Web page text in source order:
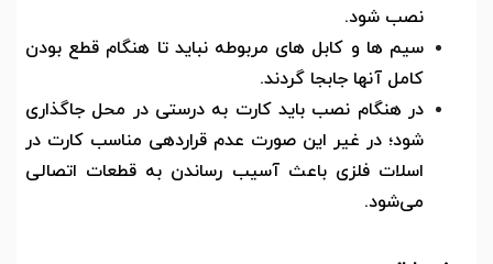
نصب شود.
سیم ها و کابل های مربوطه نباید تا هنگام قطع بودن
کامل آنها جابجا گردند.
در هنگام نصب باید کارت به درستی در محل جاگذاری
شود؛ در غیر این صورت عدم قراردهی مناسب کارت در
اسلات فلزی باعث آسیب رساندن به قطعات اتصالی
می‌شود.